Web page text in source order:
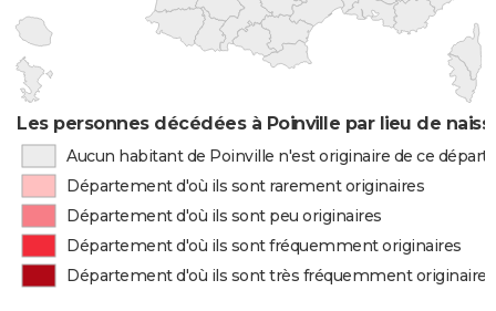
Les personnes décédées à Poinville par lieu de
Aucun habitant de Poinville n'est originaire de ce
Département d'où ils sont rarement originaires
Département d'où ils sont peu originaires
Département d'où ils sont fréquemment originaires
Département d'où ils sont très fréquemment originaires